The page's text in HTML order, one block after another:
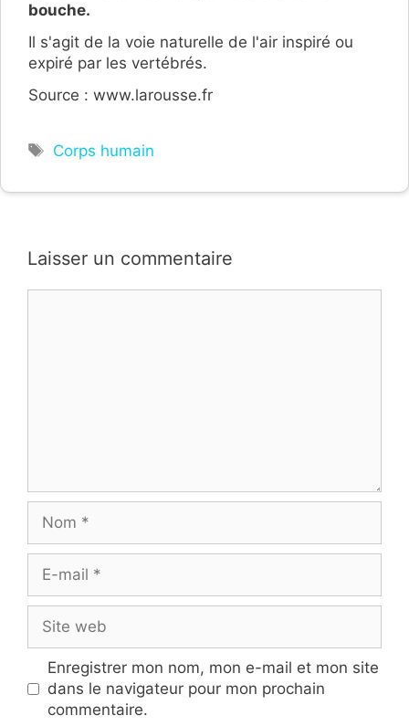
bouche.
Il s'agit de la voie naturelle de l'air inspiré ou
expiré par les vertébrés.
Source : www.larousse.fr
Étiquettes
Corps humain
Laisser un commentaire
mail
web
Enregistrer mon nom, mon e-mail et mon site
dans le navigateur pour mon prochain
commentaire.